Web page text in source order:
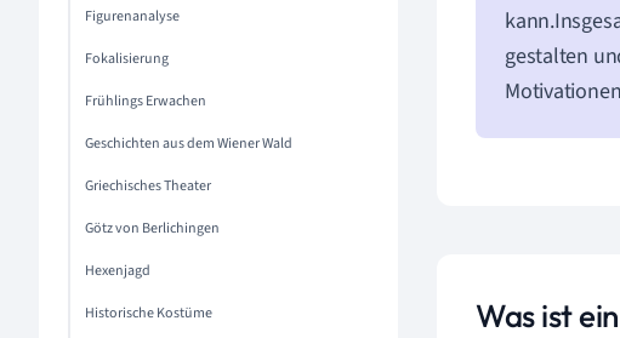
Figurenanalyse
Fokalisierung
Frühlings Erwachen
Geschichten aus dem Wiener Wald
Griechisches Theater
Götz von Berlichingen
Hexenjagd
Historische Kostüme
gestalten
Was ist